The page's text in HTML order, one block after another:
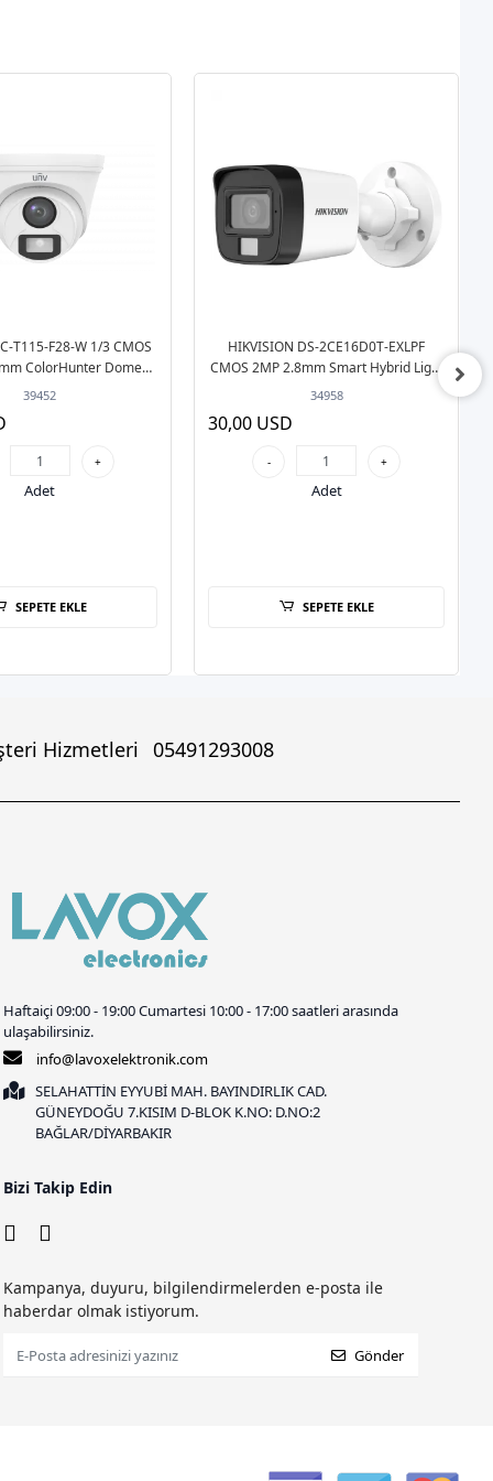
T115-F28-W 1/3 CMOS
ColorHunter Dome
AHD/CVI/CVBS
39452
+
Adet
SEPETE EKLE
HIKVISION DS-2CE16D0T-EXLPF
CMOS 2MP 2.8mm Smart Hybrid Light
Bullet HD-TVI Güvenlik Kamerası
34958
30,00 USD
- +
Adet
SEPETE EKLE
Hizmetleri 05491293008
Haftaiçi 09:00 - 19:00 Cumartesi 10:00 - 17:00 saatleri arasında
ulaşabilirsiniz.
info@lavoxelektronik.com
SELAHATTİN EYYUBİ MAH. BAYINDIRLIK CAD.
GÜNEYDOĞU 7.KISIM D-BLOK K.NO: D.NO:2
BAĞLAR/DİYARBAKIR
Bizi Takip Edin
Kampanya, duyuru, bilgilendirmelerden e-posta ile
haberdar olmak istiyorum.
Gönder